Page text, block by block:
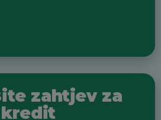
zahtjev za
kredit